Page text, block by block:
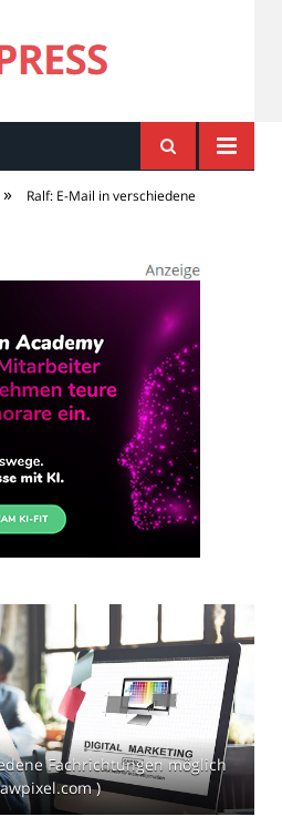
PRESS
»
Ralf: E-Mail in verschiedene
Fachrichtungen möglich
)